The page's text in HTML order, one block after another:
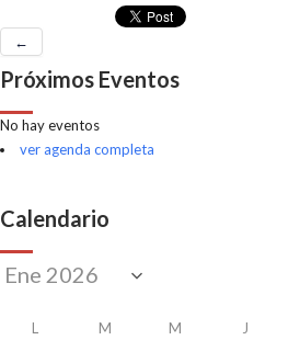
←
Próximos Eventos
No hay eventos
ver agenda completa
Calendario
L M M J